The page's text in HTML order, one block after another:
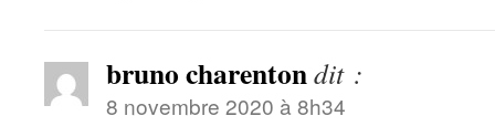
bruno charentondit :
8 novembre 2020 à 8h34